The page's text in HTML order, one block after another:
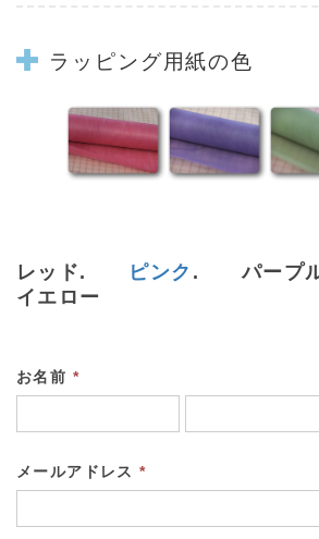
ラッピング用紙の色
レッド. ピンク . パープ
イエロー
お名前 *
メールアドレス*